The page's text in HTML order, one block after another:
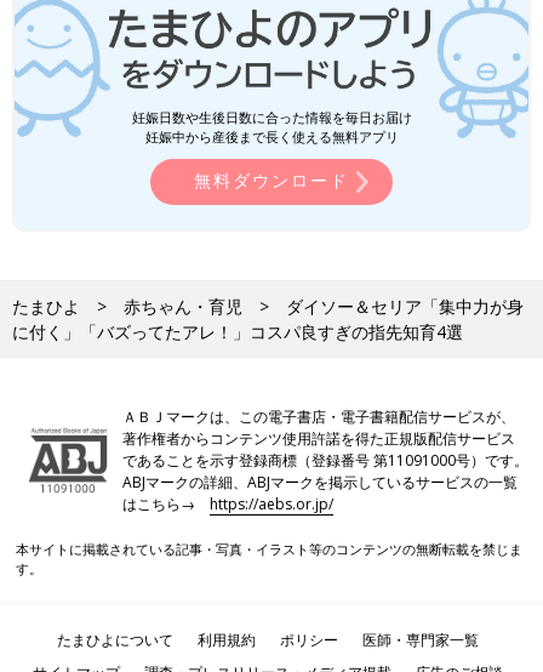
●記事の内容は2024年1月の情報で、現在と異なる場合がありま
す。
●記事内の価格はすべて税込み、2024年1月時点のものです。
相葉摩美
保育一筋20年。現在は小4・年長男児の子育てに奮闘しながらパ
ート保育士として小規模園に勤務し、かわいい乳児さんたちに癒
関連記事
にも」おすすめ5選
SNSでは「100均おもちゃのクオリティが高す
ぎる」とママ達の間で話題沸騰中です。そこで
今回は、親子で遊べるおもちゃをご紹介しま
す。現役保育士の浜本がおすすめの遊び方も紹
介していますので、ぜひ最後までご覧ください
感覚を育む」「クオリティ高すぎ」カラ
フルで可愛らしいおもちゃを現役保育士の浜本
がご紹介します♪ 遊びながら、色や形の感覚を
妊娠日数や生後日数に合った情報を毎日お届け
妊娠中から産後まで長く使える無料アプリ
無料ダウンロード
たまひよ 赤ちゃん・育児
ダイソー＆セリア「集中力が身
に付く」「バズってたアレ！」コスパ良すぎの指先知育4選
ＡＢＪマークは、この電子書店・電子書籍配信サービスが、
著作権者からコンテンツ使用許諾を得た正規版配信サービス
であることを示す登録商標（登録番号 第11091000号）です。
ABJマークの詳細、ABJマークを掲示しているサービスの一覧
はこちら→https://aebs.or.jp/
本サイトに掲載されている記事・写真・イラスト等のコンテンツの無断転載を禁じま
す。
たまひよについて 利用規約 ポリシー
医師・専門家一覧